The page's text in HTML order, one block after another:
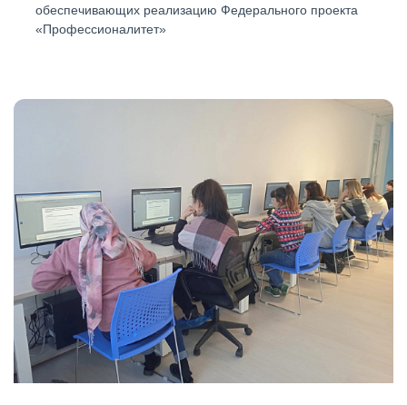
обеспечивающих реализацию Федерального проекта
«Профессионалитет»